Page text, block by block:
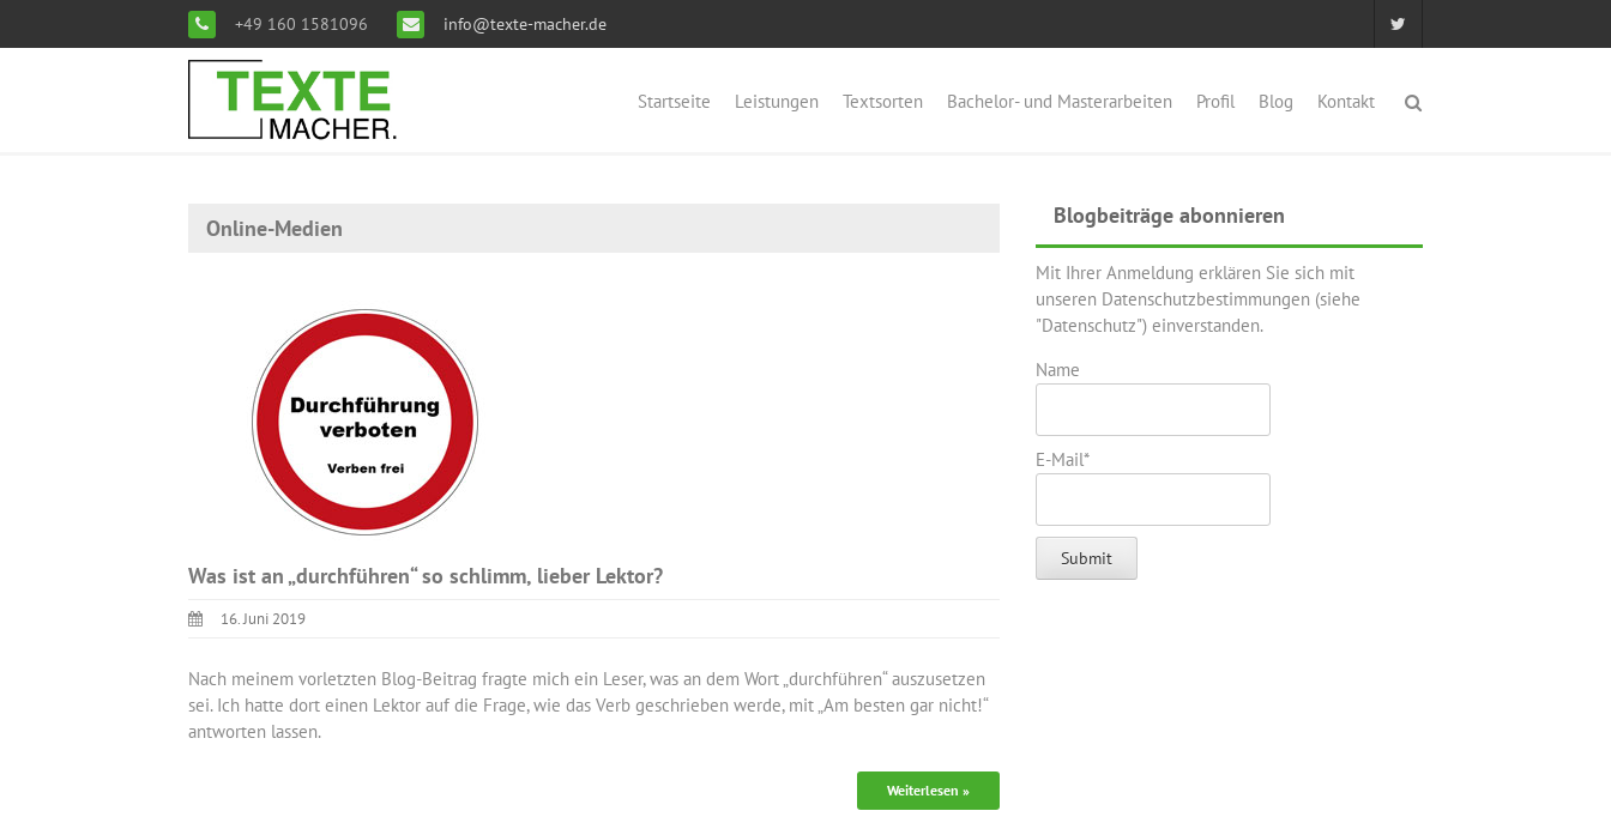
+49 160 1581096 info@texte-macher.de
Startseite Leistungen Textsorten Bachelor- und Masterarbeiten Profil Blog Kontakt
Online-Medien
Was ist an „durchführen“ so schlimm, lieber Lektor?
16. Juni 2019
Nach meinem vorletzten Blog-Beitrag fragte mich ein Leser, was an dem Wort „durchführen“ auszusetzen
sei. Ich hatte dort einen Lektor auf die Frage, wie das Verb geschrieben werde, mit „Am besten gar nicht!“
antworten lassen.
Weiterlesen »
Blogbeiträge abonnieren
Mit Ihrer Anmeldung erklären Sie sich mit
unseren Datenschutzbestimmungen (siehe
"Datenschutz") einverstanden.
Name
E-Mail*